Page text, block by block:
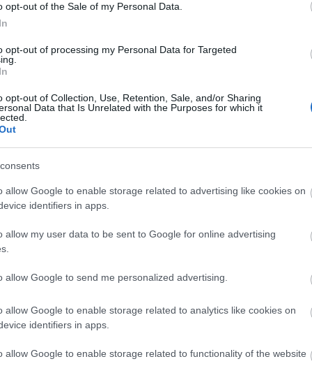
opt-out of the Sale of my Personal Data.
opt-out of processing my Personal Data for Targeted
opt-out of Collection, Use, Retention, Sale, and/or Sharing
Data that Is Unrelated with the Purposes for which it
allow Google to enable storage related to advertising like cookies on
identifiers in apps.
allow my user data to be sent to Google for online advertising
allow Google to send me personalized advertising.
allow Google to enable storage related to analytics like cookies on
identifiers in apps.
allow Google to enable storage related to functionality of the website
(dob, szájharmonika) első lemezüket még duóban,Voodoo
szerettek volna megújulni, új hangzásokat keresni. „Nagy
új tag,
a Voodoo Papa nevet, mert az emberek többségében nem
éreztük önazonosnak. A Messessippi név szintén
zenei hidat verve Magyarországról egészen a messzi
és trióvá bővülésről.
de immár egy új köntösben, trióként. A nyers busker blues
telt meg. Ferkó érdekes, éteri effekteket, billentyű- vagy olykor
kell, banjózik vagy dorombon játszik. Zsiga továbbra is
dobfelszerelést. Ez már önmagában zeneileg egy igen
egy szokványos felállásnak!”